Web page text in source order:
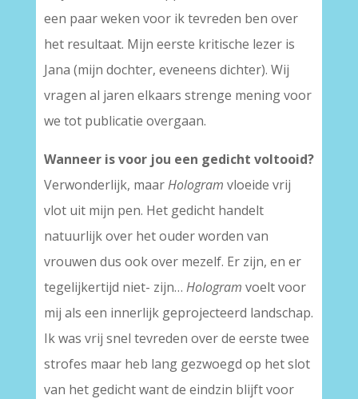
een paar weken voor ik tevreden ben over
het resultaat. Mijn eerste kritische lezer is
Jana (mijn dochter, eveneens dichter). Wij
vragen al jaren elkaars strenge mening voor
we tot publicatie overgaan.
Wanneer is voor jou een gedicht voltooid?
Verwonderlijk, maarHologram vloeide vrij
vlot uit mijn pen. Het gedicht handelt
natuurlijk over het ouder worden van
vrouwen dus ook over mezelf. Er zijn, en er
tegelijkertijd niet- zijn… Hologram voelt voor
mij als een innerlijk geprojecteerd landschap.
Ik was vrij snel tevreden over de eerste twee
strofes maar heb lang gezwoegd op het slot
van het gedicht want de eindzin blijft voor